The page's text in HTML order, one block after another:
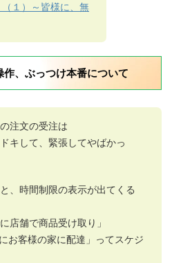
１）～皆様に、無
、ぶっつけ本番について
注文の受注は
キして、緊張してやばかっ
、時間制限の表示が出てくる
店舗で商品受け取り」
お客様の家に配達」ってスケジ